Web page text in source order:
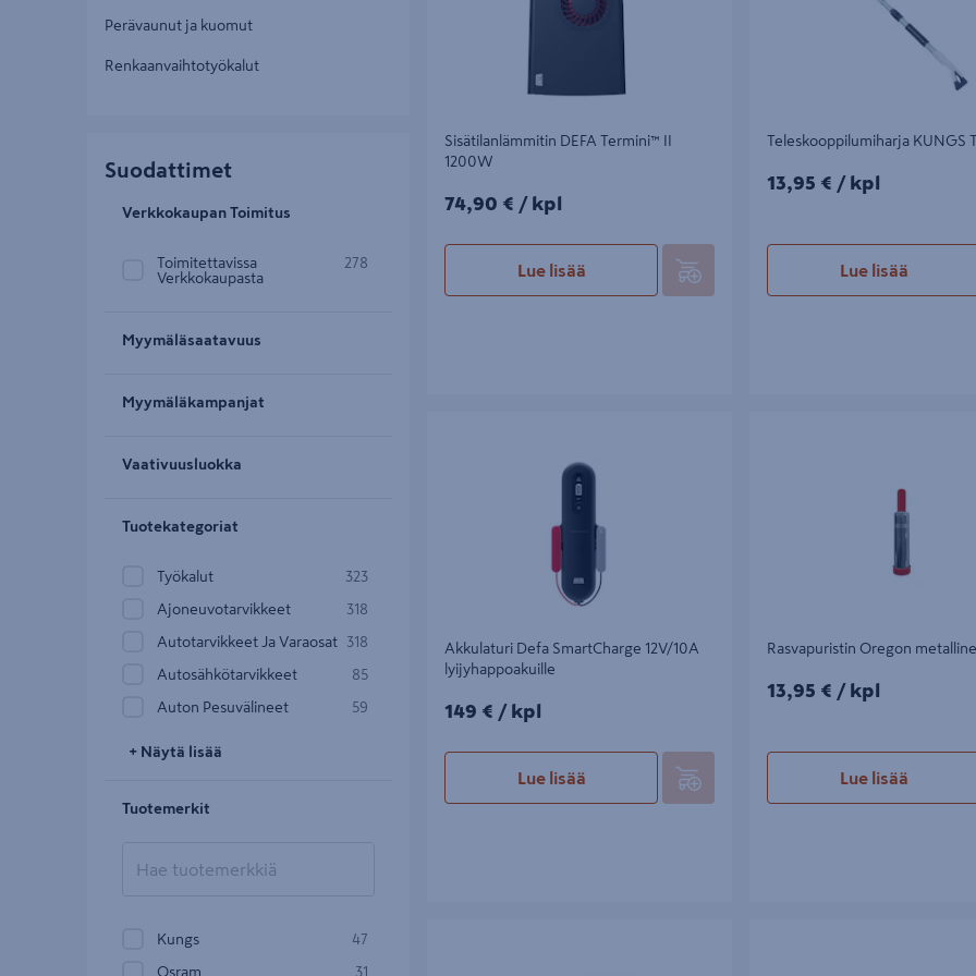
Perävaunut ja kuomut
Renkaanvaihtotyökalut
Suodattimet
Verkkokaupan Toimitus
Toimitettavissa
Verkkokaupasta
278
Myymäläsaatavuus
Myymäläkampanjat
Vaativuusluokka
Tuotekategoriat
Työkalut 323
Ajoneuvotarvikkeet 318
Autotarvikkeet Ja Varaosat 318
Autosähkötarvikkeet 85
Auton Pesuvälineet 59
+ Näytä lisää
Tuotemerkit
Kungs 47
Osram 31
Sisätilanlämmitin DEFA Termini™ II
1200W
74,90€/kpl
74,90 € / kpl
Lue lisää
Teleskooppilumiharja KUNGS
13,95€/kpl
13,95 € / kpl
Lue lisää
Akkulaturi Defa SmartCharge 12V/10A
lyijyhappoakuille
149€/kpl
149 € / kpl
Lue lisää
Rasvapuristin Oregon
13,95€/kpl
13,95 € / kpl
Lue lisää